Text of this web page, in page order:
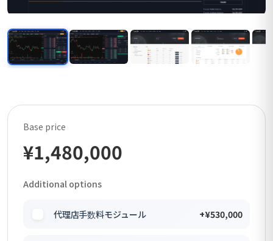
Base price
¥1,480,000
Additional options
代理店手数料モジュール +¥530,000